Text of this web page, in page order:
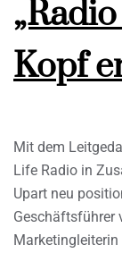
Kopf
Mit dem
Life Radio in
Upart neu
Geschäftsführer
Marketingleiterin